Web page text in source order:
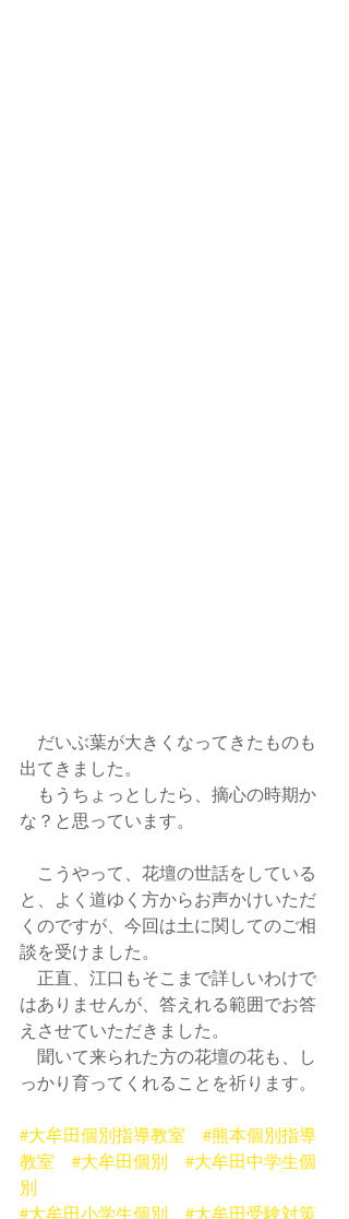
だいぶ葉が大きくなってきたものも
出てきました。
もうちょっとしたら、摘心の時期か
な？と思っています。
こうやって、花壇の世話をしている
と、よく道ゆく方からお声かけいただ
くのですが、今回は土に関してのご相
談を受けました。
正直、江口もそこまで詳しいわけで
はありませんが、答えれる範囲でお答
えさせていただきました。
聞いて来られた方の花壇の花も、し
っかり育ってくれることを祈ります。
#大牟田個別指導教室
#熊本個別指導
教室
#大牟田個別
#大牟田中学生個
別
#大牟田小学生個別
#大牟田受験対策